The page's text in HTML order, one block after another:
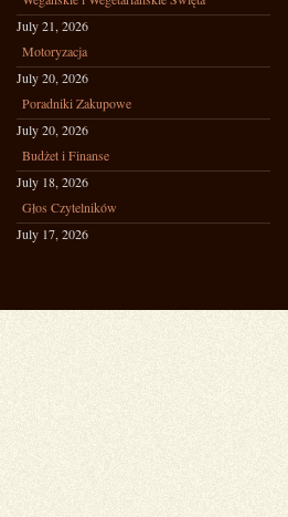
July 21, 2026
Motoryzacja
July 20, 2026
Poradniki Zakupowe
July 20, 2026
Budżet i Finanse
July 18, 2026
Głos Czytelników
July 17, 2026